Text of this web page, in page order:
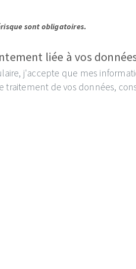
sont obligatoires.
liée à vos
j'accepte que mes
traitement de vos données,